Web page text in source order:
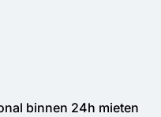
binnen 24h mieten